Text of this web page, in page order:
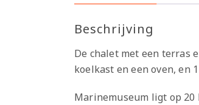
Beschrijving
De chalet met een terras
koelkast en een oven, en
Marinemuseum ligt op 20